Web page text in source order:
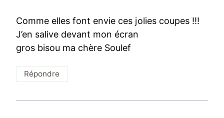
Comme elles font envie ces jolies coupes !!!
J’en salive devant mon écran
gros bisou ma chère Soulef
Répondre